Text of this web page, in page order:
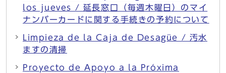
los jueves / 延長窓口（毎週木曜日）のマイ
ナンバーカードに関する手続きの予約について
Limpieza de la Caja de Desagüe / 汚水
ますの清掃
Proyecto de Apoyo a la Próxima